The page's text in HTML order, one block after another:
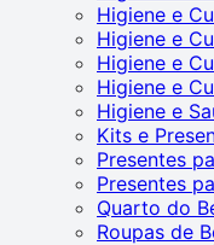
Higiene e
Higiene e
Higiene e
Higiene e
Higiene e
Kits e
Presentes
Presentes
Quarto do
Roupas de